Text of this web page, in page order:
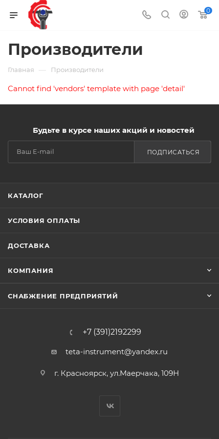
0
Производители
Главная — Производители
Cannot find 'vendors' template with page 'detail'
Будьте в курсе наших акций и новостей
ПОДПИСАТЬСЯ
КАТАЛОГ
УСЛОВИЯ ОПЛАТЫ
ДОСТАВКА
КОМПАНИЯ
СНАБЖЕНИЕ ПРЕДПРИЯТИЙ
+7 (391)2192299
teta-instrument@yandex.ru
г. Красноярск, ул.Маерчака, 109Н